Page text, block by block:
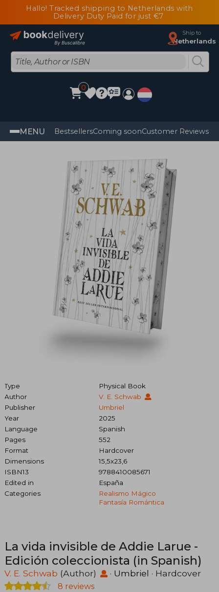
Hallo! Tracked shipping to Netherlands with
Delivery Duty Paid for just €7
Ship to
Netherlands
0
MENU BestsellersComing soonCustomer Reviews
Type
Physical Book
Author
V. E. Schwab
Publisher
Umbriel
Year
2025
Language
Spanish
Pages
552
Format
Hardcover
Dimensions
15,5x23,6
ISBN13
9788410085671
Edited in
España
Categories
Realismo Mágico
Fantasía Romántica
La vida invisible de Addie Larue -
Edición coleccionista (in Spanish)
V. E. Schwab (Author) · Umbriel · Hardcover
8 reviews